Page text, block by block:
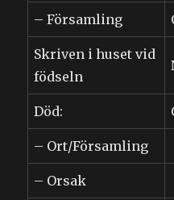
– Församling
Skriven i huset vid
födseln
Död:
– Ort/Församling
– Orsak